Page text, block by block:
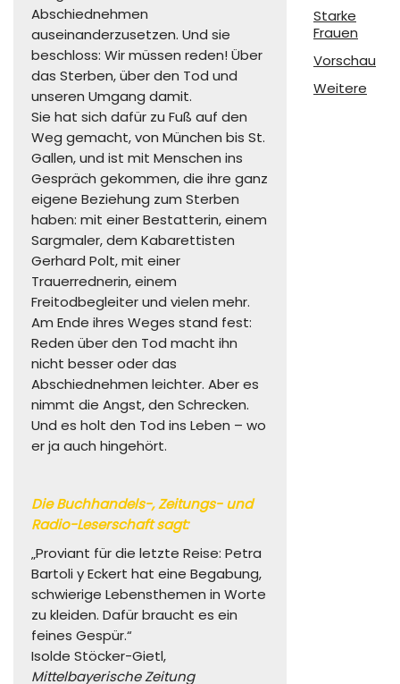
Abschiednehmen
auseinanderzusetzen. Und sie
beschloss: Wir müssen reden! Über
das Sterben, über den Tod und
unseren Umgang damit.
Sie hat sich dafür zu Fuß auf den
Weg gemacht, von München bis St.
Gallen, und ist mit Menschen ins
Gespräch gekommen, die ihre ganz
eigene Beziehung zum Sterben
haben: mit einer Bestatterin, einem
Sargmaler, dem Kabarettisten
Gerhard Polt, mit einer
Trauerrednerin, einem
Freitodbegleiter und vielen mehr.
Am Ende ihres Weges stand fest:
Reden über den Tod macht ihn
nicht besser oder das
Abschiednehmen leichter. Aber es
nimmt die Angst, den Schrecken.
Und es holt den Tod ins Leben – wo
er ja auch hingehört.
Die Buchhandels-, Zeitungs- und
Radio-Leserschaft sagt:
„Proviant für die letzte Reise: Petra
Bartoli y Eckert hat eine Begabung,
schwierige Lebensthemen in Worte
zu kleiden. Dafür braucht es ein
feines Gespür.“
Isolde Stöcker-Gietl,
Mittelbayerische Zeitung
Starke
Frauen
Vorschau
Weitere